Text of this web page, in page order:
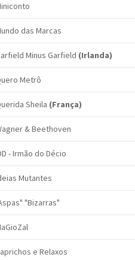
das Marcas
Minus Garfield (Irlanda)
Metrô
Sheila (França)
& Beethoven
- Irmão do Décio
Mutantes
"Bizarras"
e Relaxos